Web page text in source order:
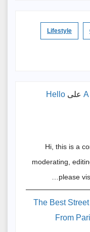
Lifestyle
على Hello
Hi, this is a
moderating,
please
The Best
From